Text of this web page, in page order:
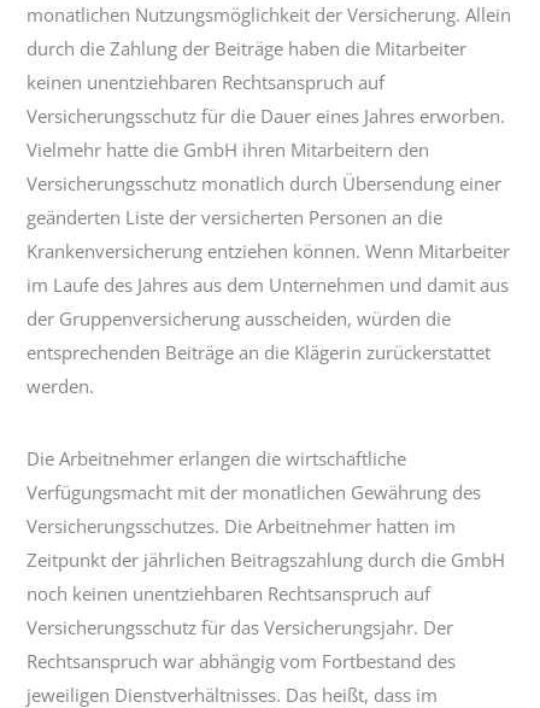
monatlichen Nutzungsmöglichkeit der Versicherung. Allein
durch die Zahlung der Beiträge haben die Mitarbeiter
keinen unentziehbaren Rechtsanspruch auf
Versicherungsschutz für die Dauer eines Jahres erworben.
Vielmehr hatte die GmbH ihren Mitarbeitern den
Versicherungsschutz monatlich durch Übersendung einer
geänderten Liste der versicherten Personen an die
Krankenversicherung entziehen können. Wenn Mitarbeiter
im Laufe des Jahres aus dem Unternehmen und damit aus
der Gruppenversicherung ausscheiden, würden die
entsprechenden Beiträge an die Klägerin zurückerstattet
werden.
Die Arbeitnehmer erlangen die wirtschaftliche
Verfügungsmacht mit der monatlichen Gewährung des
Versicherungsschutzes. Die Arbeitnehmer hatten im
Zeitpunkt der jährlichen Beitragszahlung durch die GmbH
noch keinen unentziehbaren Rechtsanspruch auf
Versicherungsschutz für das Versicherungsjahr. Der
Rechtsanspruch war abhängig vom Fortbestand des
jeweiligen Dienstverhältnisses. Das heißt, dass im